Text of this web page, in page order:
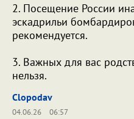
2. Посещение России
эскадрильи
рекомендуется.
3. Важных для вас
нельзя.
Clopodav
04.06.26
06:57